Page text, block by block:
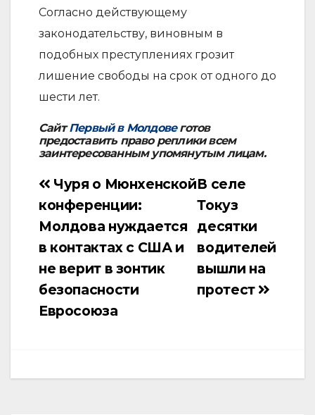
Согласно действующему
законодательству, виновным в
подобных преступлениях грозит
лишение свободы на срок от одного до
шести лет.
СайтПервый в Молдовеготов
предоставить право реплики всем
заинтересованным упомянутым лицам.
Навигация
по
В селе
Токуз
десятки
водителей
вышли на
протест
Чуря о Мюнхенской
конференции:
Молдова нуждается
в контактах с США и
не верит в зонтик
безопасности
Евросоюза